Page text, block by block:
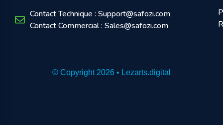
Contact Technique : Support@safozi.com
Contact Commercial : Sales@safozi.com
© Copyright 2026 • Lezarts.digital